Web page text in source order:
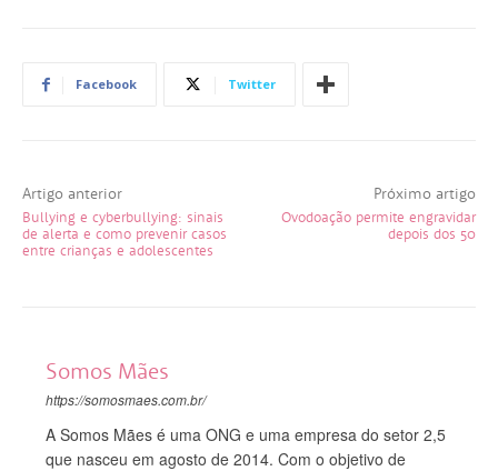
Facebook Twitter
Artigo anterior
Bullying e cyberbullying: sinais
de alerta e como prevenir casos
entre crianças e adolescentes
Próximo artigo
Ovodoação permite engravidar
depois dos 50
Somos Mães
https://somosmaes.com.br/
A Somos Mães é uma ONG e uma empresa do setor 2,5
que nasceu em agosto de 2014. Com o objetivo de